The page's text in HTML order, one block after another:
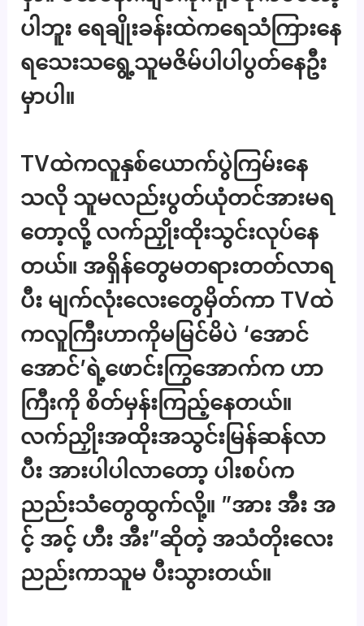
ပါဘူး ရေချိုးခန်းထဲကရေသံကြားနေ
ရသေးသရွေ့သူမဇိမ်ပါပါပွတ်နေဦး
မှာပါ။
TVထဲကလူနှစ်ယောက်ပွဲကြမ်းနေ
သလို သူမလည်းပွတ်ယုံတင်အားမရ
တော့လို့ လက်ညှိုးထိုးသွင်းလုပ်နေ
တယ်။ အရှိန်တွေမတရားတတ်လာရ
ပီး မျက်လုံးလေးတွေမှိတ်ကာ TVထဲ
ကလူကြီးဟာကိုမမြင်မိပဲ ‘အောင်
အောင်’ရဲ့ဖောင်းကြွအောက်က ဟာ
ကြီးကို စိတ်မှန်းကြည့်နေတယ်။
လက်ညှိုးအထိုးအသွင်းမြန်ဆန်လာ
ပီး အားပါပါလာတော့ ပါးစပ်က
ညည်းသံတွေထွက်လို့။ ”အား အီး အ
င့် အင့် ဟီး အီး”ဆိုတဲ့ အသံတိုးလေး
ညည်းကာသူမ ပီးသွားတယ်။